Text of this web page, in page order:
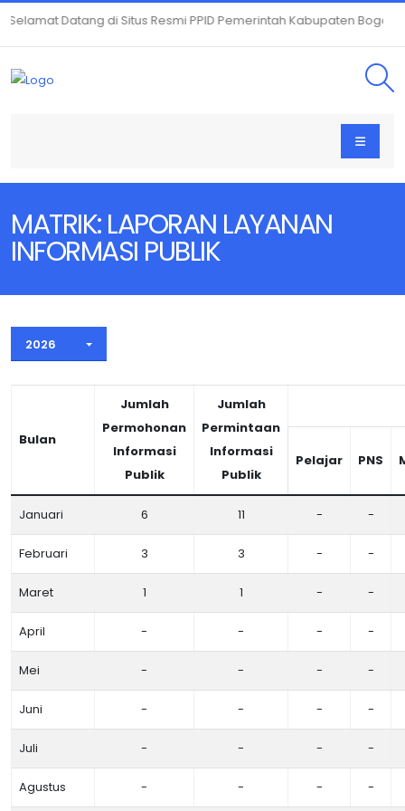
Datang di Situs Resmi PPID Pemerintah Kabupaten
MATRIK: LAPORAN LAYANAN
INFORMASI PUBLIK
2026 Toggle Dropdown
Bulan
Jumlah
Permohonan
Informasi
Publik
Jumlah
Permintaan
Informasi
Publik
Pelajar PNS
Januari 6 11 - -
Februari 3 3 - -
Maret 1 1 - -
April - - - -
Mei - - - -
Juni - - - -
Juli - - - -
Agustus - - - -